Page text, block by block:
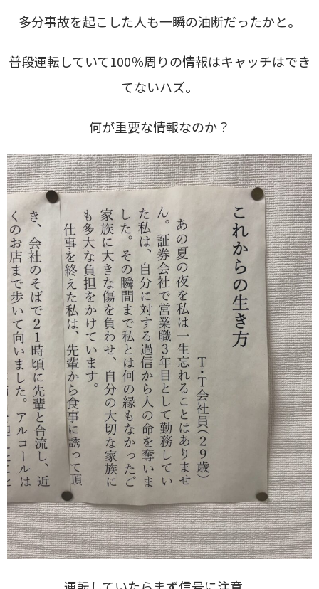
多分事故を起こした人も一瞬の油断だったかと。
普段運転していて100％周りの情報はキャッチはでき
てないハズ。
何が重要な情報なのか？